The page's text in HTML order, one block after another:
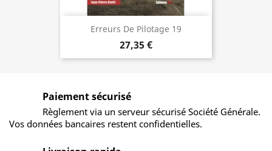
Erreurs De Pilotage 19
27,35 €
Paiement sécurisé
Règlement via un serveur sécurisé Société Générale.
Vos données bancaires restent confidentielles.